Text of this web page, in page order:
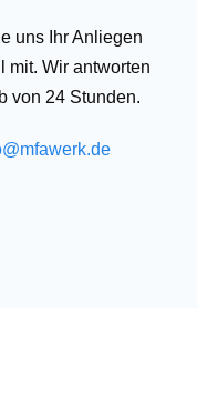
uns Ihr Anliegen
mit. Wir antworten
von 24 Stunden.